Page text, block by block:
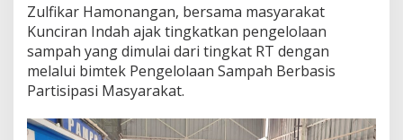
Zulfikar Hamonangan, bersama masyarakat
Kunciran Indah ajak tingkatkan pengelolaan
sampah yang dimulai dari tingkat RT dengan
melalui bimtek Pengelolaan Sampah Berbasis
Partisipasi Masyarakat.